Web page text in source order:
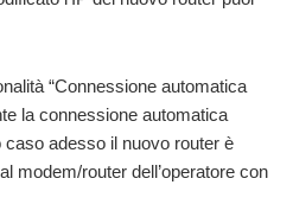
“Connessione automatica
la connessione automatica
adesso il nuovo router è
modem/router dell’operatore con